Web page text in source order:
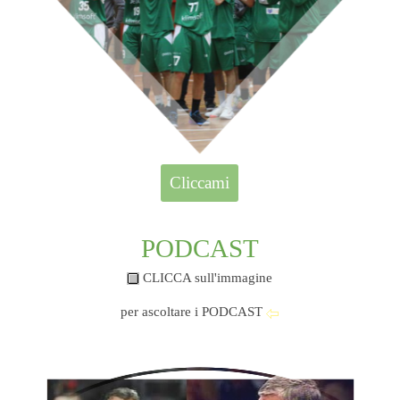
Cliccami
PODCAST
CLICCA sull'immagine
per ascoltare i PODCAST